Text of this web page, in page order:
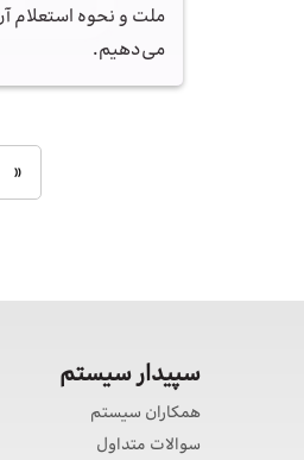
ملت و نحوه استعلام
می‌دهیم.
«
سپیدار سیستم
همکاران سیستم
سوالات متداول